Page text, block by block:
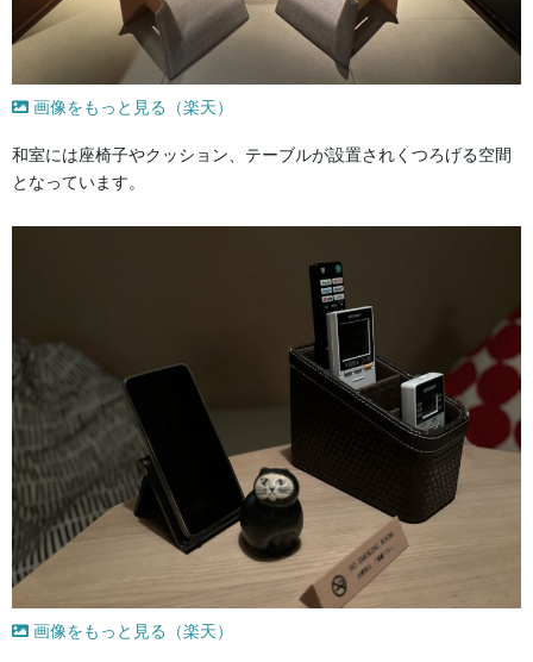
画像をもっと見る（楽天）
和室には座椅子やクッション、テーブルが設置されくつろげる空間
となっています。
画像をもっと見る（楽天）